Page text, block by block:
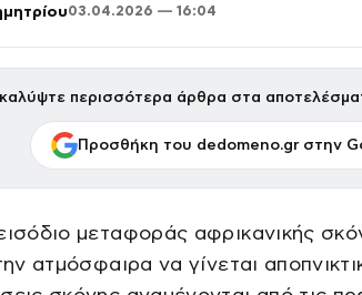
03.04.2026 — 16:04
περισσότερα άρθρα στα
Προσθήκη του dedomeno.gr στην
μεταφοράς αφρικανικής
ατμόσφαιρα να γίνεται